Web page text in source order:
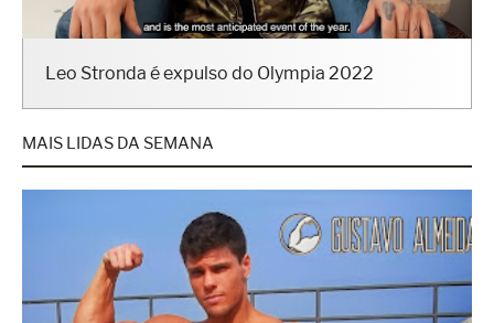
Leo Stronda é expulso do Olympia 2022
MAIS LIDAS DA SEMANA